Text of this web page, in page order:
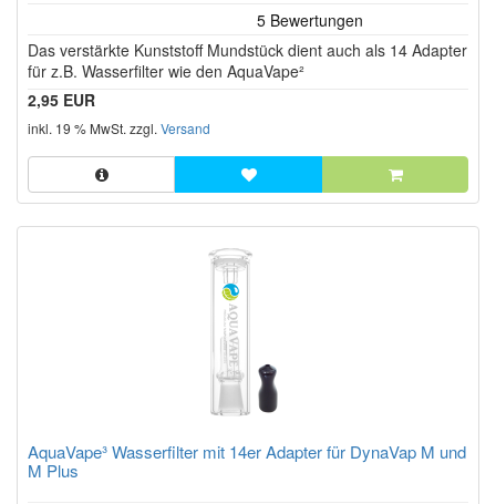
Sternen!
Das verstärkte Kunststoff Mundstück dient auch als 14 Adapter
für z.B. Wasserfilter wie den AquaVape²
2,95 EUR
inkl. 19 % MwSt. zzgl. Versand
AquaVape³ Wasserfilter mit 14er Adapter für DynaVap M und
M Plus